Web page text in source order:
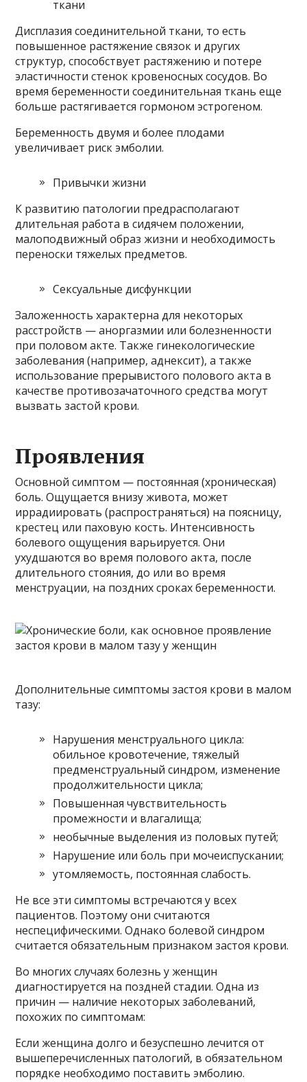
ткани
Дисплазия соединительной ткани, то есть
повышенное растяжение связок и других
структур, способствует растяжению и потере
эластичности стенок кровеносных сосудов. Во
время беременности соединительная ткань еще
больше растягивается гормоном эстрогеном.
Беременность двумя и более плодами
увеличивает риск эмболии.
Привычки жизни
К развитию патологии предрасполагают
длительная работа в сидячем положении,
малоподвижный образ жизни и необходимость
переноски тяжелых предметов.
Сексуальные дисфункции
Заложенность характерна для некоторых
расстройств — аноргазмии или болезненности
при половом акте. Также гинекологические
заболевания (например, аднексит), а также
использование прерывистого полового акта в
качестве противозачаточного средства могут
вызвать застой крови.
Проявления
Основной симптом — постоянная (хроническая)
боль. Ощущается внизу живота, может
иррадиировать (распространяться) на поясницу,
крестец или паховую кость. Интенсивность
болевого ощущения варьируется. Они
ухудшаются во время полового акта, после
длительного стояния, до или во время
менструации, на поздних сроках беременности.
Дополнительные симптомы застоя крови в малом
тазу:
Нарушения менструального цикла:
обильное кровотечение, тяжелый
предменструальный синдром, изменение
продолжительности цикла;
Повышенная чувствительность
промежности и влагалища;
необычные выделения из половых путей;
Нарушение или боль при мочеиспускании;
утомляемость, постоянная слабость.
Не все эти симптомы встречаются у всех
пациентов. Поэтому они считаются
неспецифическими. Однако болевой синдром
считается обязательным признаком застоя крови.
Во многих случаях болезнь у женщин
диагностируется на поздней стадии. Одна из
причин — наличие некоторых заболеваний,
похожих по симптомам:
Если женщина долго и безуспешно лечится от
вышеперечисленных патологий, в обязательном
порядке необходимо поставить эмболию.